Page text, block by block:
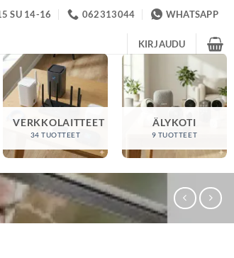
SU 14-16 062313044 WHATSAPP
KIRJAUDU
VERKKOLAITTEET
34 TUOTTEET
ÄLYKOTI
9 TUOTTEET